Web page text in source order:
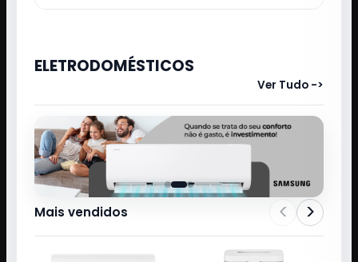
ELETRODOMÉSTICOS
Ver Tudo ->
Mais vendidos < >